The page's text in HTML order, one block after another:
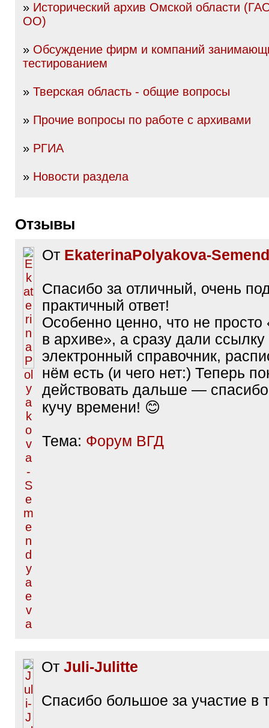
» Исторический архив Омской области
ОО)
» Обсуждение фирм и компаний
тестированием
» Тверская область - общие вопросы
» Прочие вопросы по работе с архивами
» РГИА
» Новости раздела
Отзывы
От EkaterinaPolyakova-
Спасибо за отличный, очень
практичный ответ!
Особенно ценно, что не просто
в архиве», а сразу дали ссылку
электронный справочник,
нём есть (и чего нет:) Теперь
действовать дальше —
кучу времени! 😊
Тема: Форум ВГД
От Juli-Julitte
Спасибо большое за участие в